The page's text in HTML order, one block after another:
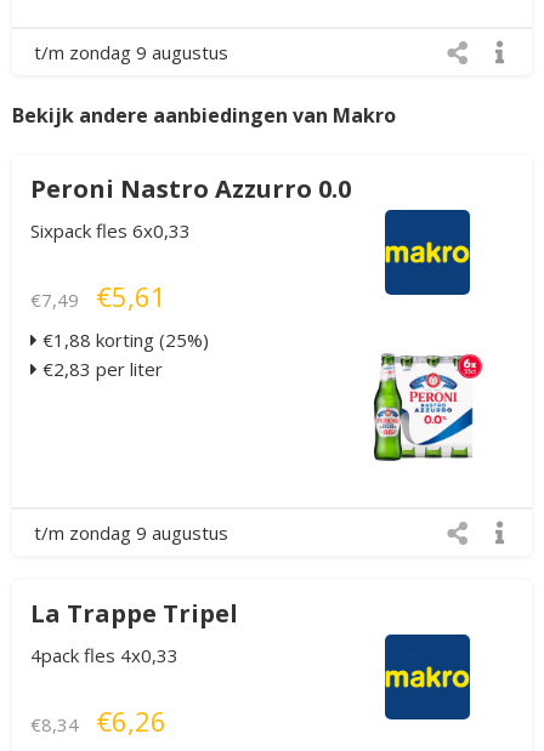
t/m zondag 9 augustus
Bekijk andere aanbiedingen van Makro
Peroni Nastro Azzurro 0.0
Sixpack fles 6x0,33
€7,49 €5,61
€1,88 korting (25%)
€2,83 per liter
t/m zondag 9 augustus
La Trappe Tripel
4pack fles 4x0,33
€8,34 €6,26